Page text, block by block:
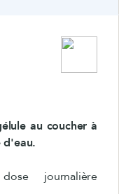
au coucher à
d'eau.
journalière